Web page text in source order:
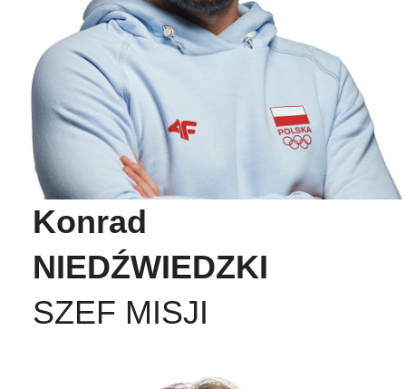
Konrad
NIEDŹWIEDZKI
SZEF MISJI